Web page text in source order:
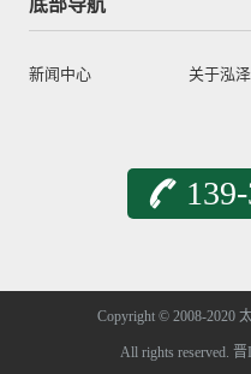
新闻中心 关于泓泽
Copyright © 2008-2020
All rights reserved. 晋